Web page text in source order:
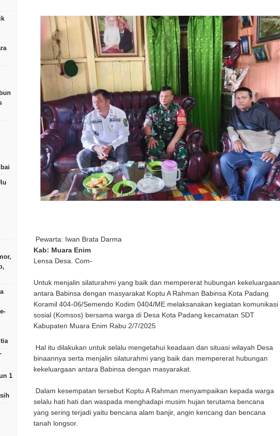
1
Pewarta: Iwan Brata Darma
Kab: Muara Enim
Lensa Desa. Com-
Untuk menjalin silaturahmi yang baik dan mempererat hubungan kekeluargaan
antara Babinsa dengan masyarakat Koptu A Rahman Babinsa Kota Padang
Koramil 404-06/Semendo Kodim 0404/ME melaksanakan kegiatan komunikasi
sosial (Komsos) bersama warga di Desa Kota Padang kecamatan SDT
Kabupaten Muara Enim Rabu 2/7/2025
Hal itu dilakukan untuk selalu mengetahui keadaan dan situasi wilayah Desa
binaannya serta menjalin silaturahmi yang baik dan mempererat hubungan
kekeluargaan antara Babinsa dengan masyarakat.
Dalam kesempatan tersebut Koptu A Rahman menyampaikan kepada warga
selalu hati hati dan waspada menghadapi musim hujan terutama bencana
yang sering terjadi yaitu bencana alam banjir, angin kencang dan bencana
tanah longsor.